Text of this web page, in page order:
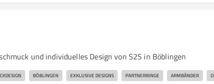
und individuelles Design von S2S in Böblingen
BÖBLINGEN EXKLUSIVE DESIGNS PARTNERRINGE ARMBÄNDER